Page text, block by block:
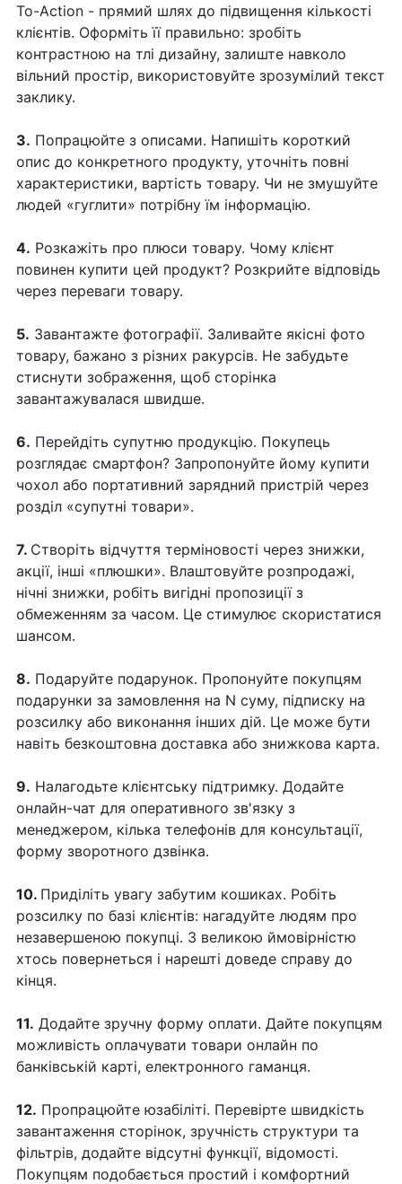
To-Action - прямий шлях до підвищення кількості
клієнтів. Оформіть її правильно: зробіть
контрастною на тлі дизайну, залиште навколо
вільний простір, використовуйте зрозумілий текст
заклику.
3. Попрацюйте з описами. Напишіть короткий
опис до конкретного продукту, уточніть повні
характеристики, вартість товару. Чи не змушуйте
людей «гуглити» потрібну їм інформацію.
4. Розкажіть про плюси товару. Чому клієнт
повинен купити цей продукт? Розкрийте відповідь
через переваги товару.
5. Завантажте фотографії. Заливайте якісні фото
товару, бажано з різних ракурсів. Не забудьте
стиснути зображення, щоб сторінка
завантажувалася швидше.
6. Перейдіть супутню продукцію. Покупець
розглядає смартфон? Запропонуйте йому купити
чохол або портативний зарядний пристрій через
розділ «супутні товари».
7. Створіть відчуття терміновості через знижки,
акції, інші «плюшки». Влаштовуйте розпродажі,
нічні знижки, робіть вигідні пропозиції з
обмеженням за часом. Це стимулює скористатися
шансом.
8. Подаруйте подарунок. Пропонуйте покупцям
подарунки за замовлення на N суму, підписку на
розсилку або виконання інших дій. Це може бути
навіть безкоштовна доставка або знижкова карта.
9. Налагодьте клієнтську підтримку. Додайте
онлайн-чат для оперативного зв'язку з
менеджером, кілька телефонів для консультації,
форму зворотного дзвінка.
10. Приділіть увагу забутим кошиках. Робіть
розсилку по базі клієнтів: нагадуйте людям про
незавершеною покупці. З великою ймовірністю
хтось повернеться і нарешті доведе справу до
кінця.
11. Додайте зручну форму оплати. Дайте покупцям
можливість оплачувати товари онлайн по
банківській карті, електронного гаманця.
12. Пропрацюйте юзабіліті. Перевірте швидкість
завантаження сторінок, зручність структури та
фільтрів, додайте відсутні функції, відомості.
Покупцям подобається простий і комфортний